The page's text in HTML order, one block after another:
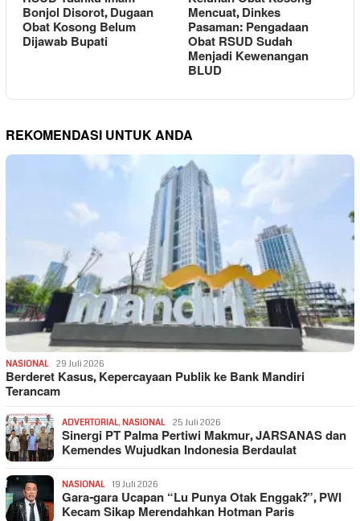
Bonjol Disorot, Dugaan
Obat Kosong Belum
Dijawab Bupati
Mencuat, Dinkes
Pasaman: Pengadaan
Obat RSUD Sudah
Menjadi Kewenangan
BLUD
REKOMENDASI UNTUK ANDA
NASIONAL 29 Juli 2026
Berderet Kasus, Kepercayaan Publik ke Bank Mandiri
Terancam
ADVERTORIAL, NASIONAL 25 Juli 2026
Sinergi PT Palma Pertiwi Makmur, JARSANAS dan
Kemendes Wujudkan Indonesia Berdaulat
NASIONAL 19 Juli 2026
Gara-gara Ucapan “Lu Punya Otak Enggak?”, PWI
Kecam Sikap Merendahkan Hotman Paris